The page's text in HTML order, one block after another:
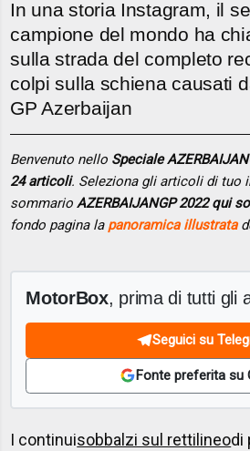
In una storia Instagram, il
campione del mondo ha
sulla strada del completo
colpi sulla schiena causati
GP Azerbaijan
Benvenuto nello Speciale
24 articoli. Seleziona gli articoli di tuo
sommarioAZERBAIJANGP 2022 qui
fondo pagina la panoramica illustrata
MotorBox, prima di tutti gli
Seguici su
Fonte preferita su
I continuisobbalzi sul rettilineodi